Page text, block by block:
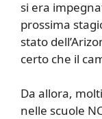
si era
prossima
stato
certo che il
Da allora,
nelle scuole